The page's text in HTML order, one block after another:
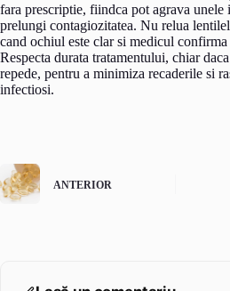
fara prescriptie, fiindca pot agrava
prelungi contagiozitatea. Nu relua
cand ochiul este clar si medicul confirma
Respecta durata tratamentului, chiar
repede, pentru a minimiza recaderile si
infectiosi.
ANTERIOR